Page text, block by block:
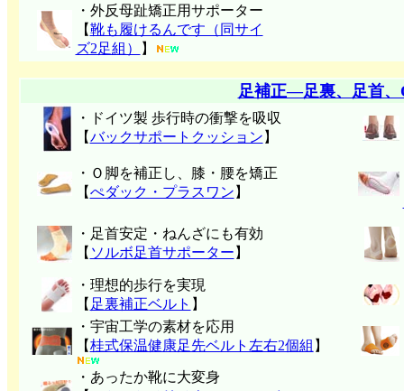
・外反母趾矯正用サポーター
【靴も履けるんです（同サイ
ズ2足組）
】
足補正―足裏、足首
・ドイツ製 歩行時の衝撃を吸収
【バックサポートクッション 】
・Ｏ脚を補正し、膝・腰を矯正
【ぺダック・プラスワン 】
・足首安定・ねんざにも有効
【 ソルボ足首サポーター 】
・理想的歩行を実現
【 足裏補正ベルト 】
・宇宙工学の素材を応用
【桂式保温健康足先ベルト左右2個組 】
・あったか靴に大変身